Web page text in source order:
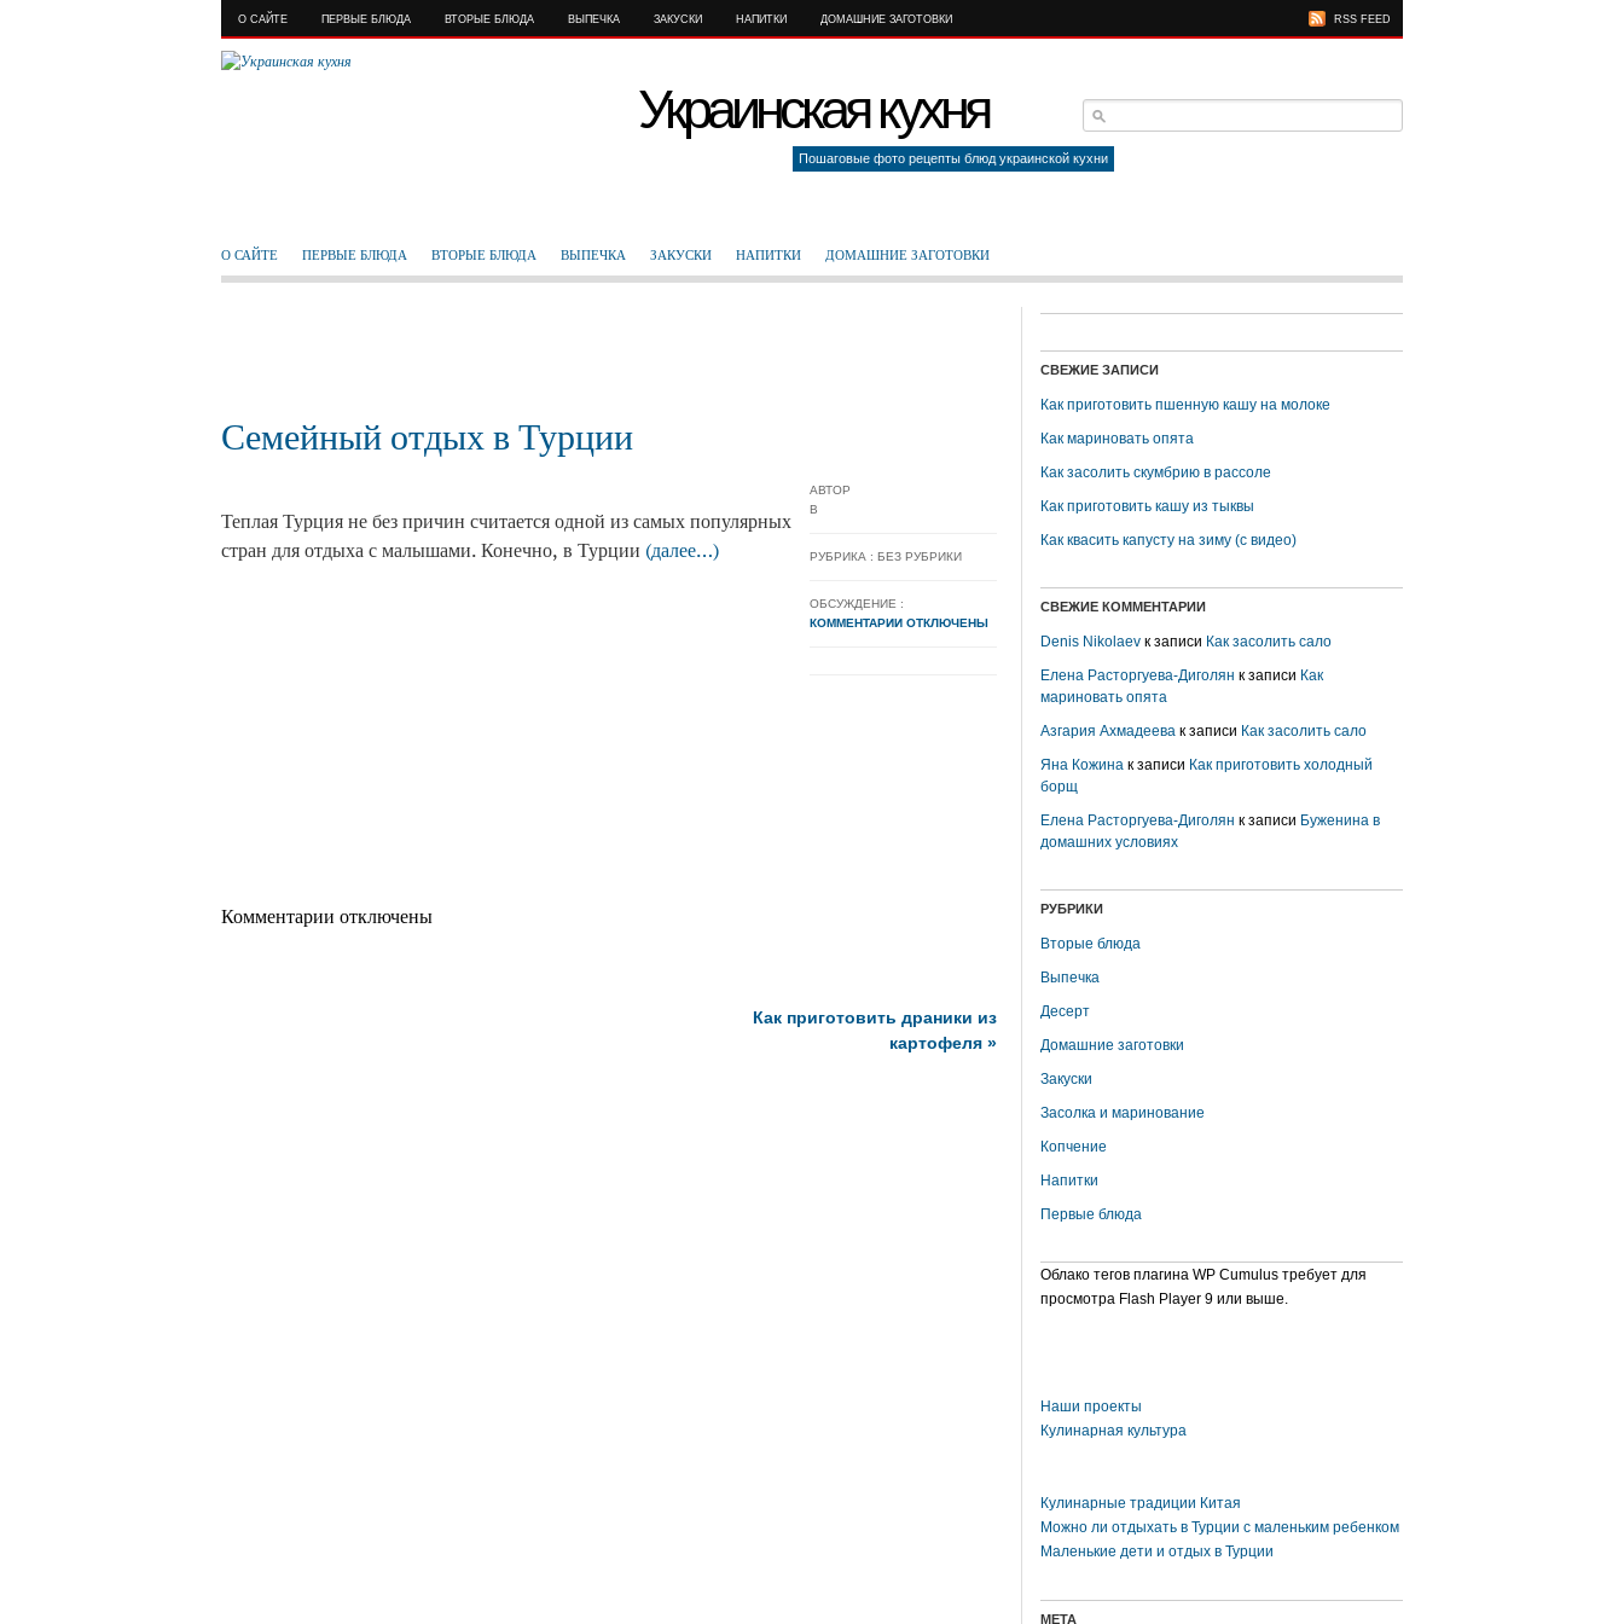
О САЙТЕ ПЕРВЫЕ БЛЮДА ВТОРЫЕ БЛЮДА ВЫПЕЧКА ЗАКУСКИ НАПИТКИ ДОМАШНИЕ ЗАГОТОВКИ RSS FEED
Украинская кухня
Пошаговые фото рецепты блюд украинской кухни
О САЙТЕ ПЕРВЫЕ БЛЮДА ВТОРЫЕ БЛЮДА ВЫПЕЧКА ЗАКУСКИ НАПИТКИ ДОМАШНИЕ ЗАГОТОВКИ
Семейный отдых в Турции
АВТОР
В
РУБРИКА : БЕЗ РУБРИКИ
ОБСУЖДЕНИЕ :
КОММЕНТАРИИ ОТКЛЮЧЕНЫ
Теплая Турция не без причин считается одной из самых популярных
стран для отдыха с малышами. Конечно, в Турции (далее…)
Комментарии отключены
Как приготовить драники из
картофеля »
СВЕЖИЕ ЗАПИСИ
Как приготовить пшенную кашу на молоке
Как мариновать опята
Как засолить скумбрию в рассоле
Как приготовить кашу из тыквы
Как квасить капусту на зиму (с видео)
СВЕЖИЕ КОММЕНТАРИИ
Denis Nikolaev к записи Как засолить сало
Елена Расторгуева-Диголян к записи Как
мариновать опята
Азгария Ахмадеева к записи Как засолить сало
Яна Кожина к записи Как приготовить холодный
борщ
Елена Расторгуева-Диголян к записи Буженина в
домашних условиях
РУБРИКИ
Вторые блюда
Выпечка
Десерт
Домашние заготовки
Закуски
Засолка и маринование
Копчение
Напитки
Первые блюда
Облако тегов плагина WP Cumulus требует для
просмотра Flash Player 9 или выше.
Наши проекты
Кулинарная культура
Кулинарные традиции Китая
Можно ли отдыхать в Турции с маленьким ребенком
Маленькие дети и отдых в Турции
МЕТА